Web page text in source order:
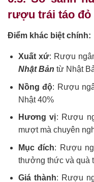
rượu trái táo đỏ
Điểm khác biệt chính:
Xuất xứ: Rượu
Nhật Bản từ Nhật
Nồng độ: Rượu
Nhật 40%
Hương vị: Rượu
mượt mà chuyên
Mục đích: Rượu
thưởng thức và quà
Giá thành: Rượu